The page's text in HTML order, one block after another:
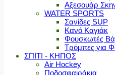
Αξεσουάρ
WATER SPORTS
Σανίδες SUP
Κανό Καγιάκ
Φουσκωτές
Τρόμπες για
ΣΠΙΤΙ - ΚΗΠΟΣ
Air Hockey
Ποδοσφαιράκια